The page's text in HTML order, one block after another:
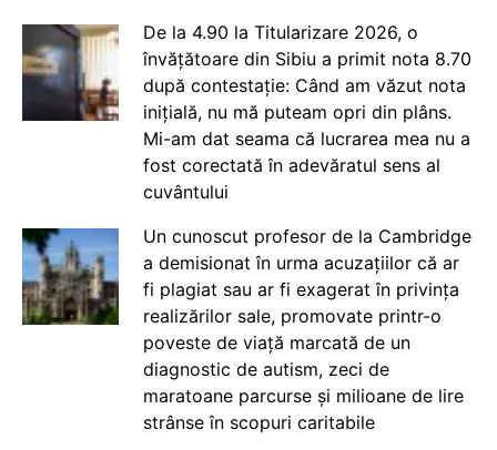
De la 4.90 la Titularizare 2026, o
învățătoare din Sibiu a primit nota 8.70
după contestație: Când am văzut nota
inițială, nu mă puteam opri din plâns.
Mi-am dat seama că lucrarea mea nu a
fost corectată în adevăratul sens al
cuvântului
Un cunoscut profesor de la Cambridge
a demisionat în urma acuzațiilor că ar
fi plagiat sau ar fi exagerat în privința
realizărilor sale, promovate printr-o
poveste de viață marcată de un
diagnostic de autism, zeci de
maratoane parcurse și milioane de lire
strânse în scopuri caritabile